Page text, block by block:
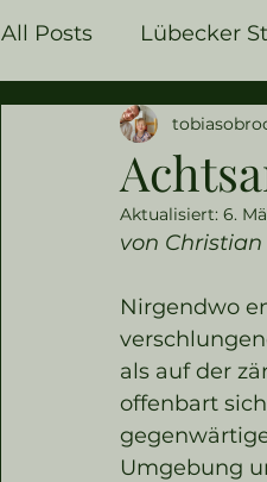
All Posts Lübecker
Aktualisiert: 6.
von
Nirgendwo
als auf der
offenbart
Umgebung